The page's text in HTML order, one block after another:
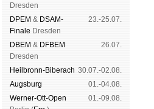
Dres­den
DPEM & DSAM-
Finale Dres­den
23.-25.07.
DBEM & DFBEM
Dres­den
26.07.
Heil­bronn-Bi­ber­ach 30.07.-02.08.
Augs­burg
01.-04.08.
Werner-Ott-Open
01.-09.08.